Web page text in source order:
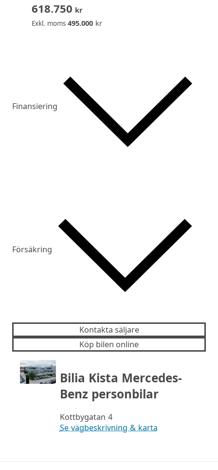
618.750 kr
Exkl. moms 495.000kr
Finansiering
Försäkring
Kontakta säljare
Köp bilen online
Bilia Kista Mercedes-
Benz personbilar
Kottbygatan 4
Se vägbeskrivning & karta